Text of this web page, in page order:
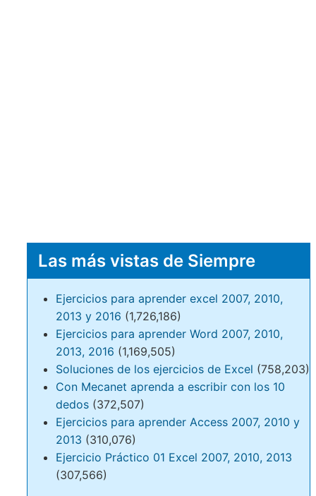
Las más vistas de Siempre
Ejercicios para aprender excel 2007, 2010,
2013 y 2016 (1,726,186)
Ejercicios para aprender Word 2007, 2010,
2013, 2016 (1,169,505)
Soluciones de los ejercicios de Excel (758,203)
Con Mecanet aprenda a escribir con los 10
dedos (372,507)
Ejercicios para aprender Access 2007, 2010 y
2013 (310,076)
Ejercicio Práctico 01 Excel 2007, 2010, 2013
(307,566)